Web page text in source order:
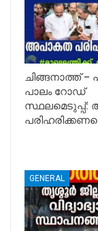
ചിങ്ങനാത്ത് –
പാലം റോഡ്
സ്ഥലമെടുപ്പ്:
GENERAL